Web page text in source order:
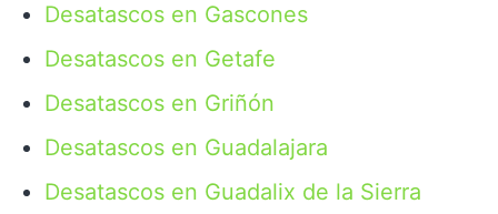
Desatascos en Gascones
Desatascos en Getafe
Desatascos en Griñón
Desatascos en Guadalajara
Desatascos en Guadalix de la Sierra